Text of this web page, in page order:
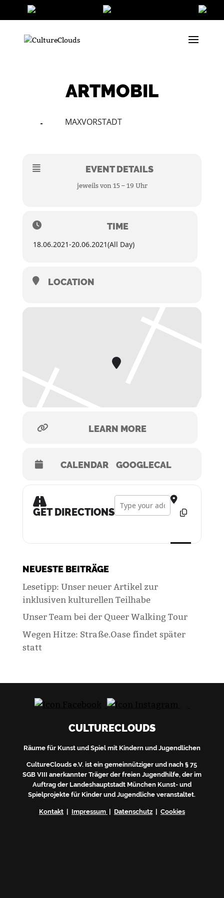
ARTMOBIL
MAXVORSTADT
EVENT DETAILS
jeweils von 15 – 19 Uhr
TIME
18.06.2021-20.06.2021(All Day)
LOCATION
LEARN MORE
CALENDAR GOOGLECAL
GET DIRECTIONS
Address - ArtMobil []
NEUESTE BEITRÄGE
Lesetipp: Unser neuer Artikel zur
inklusiven kulturellen Teilhabe
Unser Team bei der Queer Walking Tour
Wegen Hitze: Straße.Oase findet später
statt
CULTURECLOUDS
Räume für Kunst und Spiel mit Kindern und Jugendlichen
CultureClouds e.V. ist ein gemeinnütziger und nach § 75
SGB VIII anerkannter Träger der freien Jugendhilfe, der im
Auftrag der Landeshauptstadt München Kunst- und
Spielprojekte für Kinder und Jugendliche veranstaltet.
Kontakt| Impressum | Datenschutz| Cookies